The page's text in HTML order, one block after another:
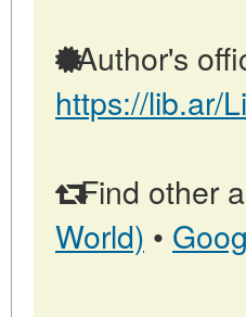
Author's
https://lib.ar/
Find other
World) •